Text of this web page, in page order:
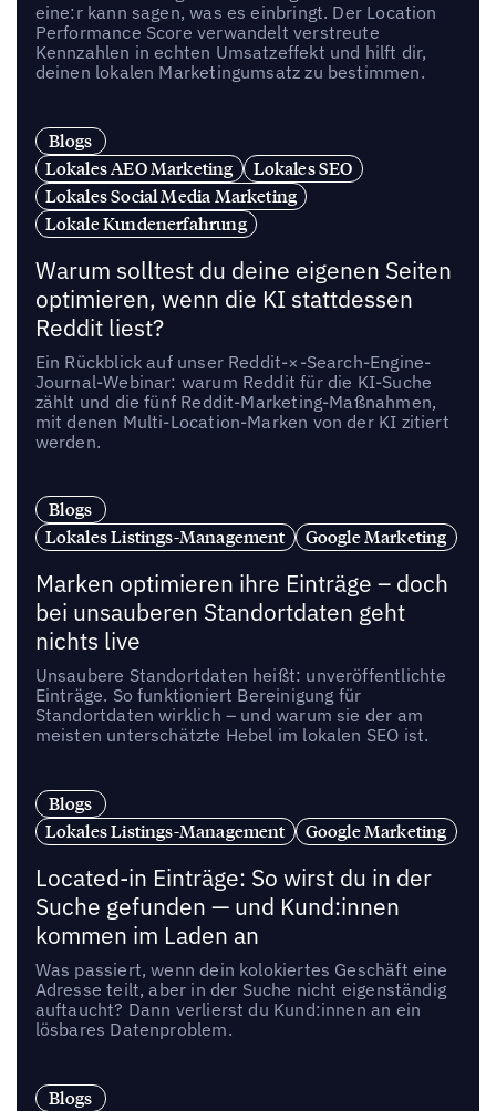
eine:r kann sagen, was es einbringt. Der Location
Performance Score verwandelt verstreute
Kennzahlen in echten Umsatzeffekt und hilft dir,
deinen lokalen Marketingumsatz zu bestimmen.
Blogs
Lokales AEO Marketing
Lokales SEO
Lokales Social Media Marketing
Lokale Kundenerfahrung
Warum solltest du deine eigenen Seiten
optimieren, wenn die KI stattdessen
Reddit liest?
Ein Rückblick auf unser Reddit-×-Search-Engine-
Journal-Webinar: warum Reddit für die KI-Suche
zählt und die fünf Reddit-Marketing-Maßnahmen,
mit denen Multi-Location-Marken von der KI zitiert
werden.
Blogs
Lokales Listings-Management
Google Marketing
Marken optimieren ihre Einträge – doch
bei unsauberen Standortdaten geht
nichts live
Unsaubere Standortdaten heißt: unveröffentlichte
Einträge. So funktioniert Bereinigung für
Standortdaten wirklich – und warum sie der am
meisten unterschätzte Hebel im lokalen SEO ist.
Blogs
Lokales Listings-Management
Google Marketing
Located-in Einträge: So wirst du in der
Suche gefunden — und Kund:innen
kommen im Laden an
Was passiert, wenn dein kolokiertes Geschäft eine
Adresse teilt, aber in der Suche nicht eigenständig
auftaucht? Dann verlierst du Kund:innen an ein
lösbares Datenproblem.
Blogs